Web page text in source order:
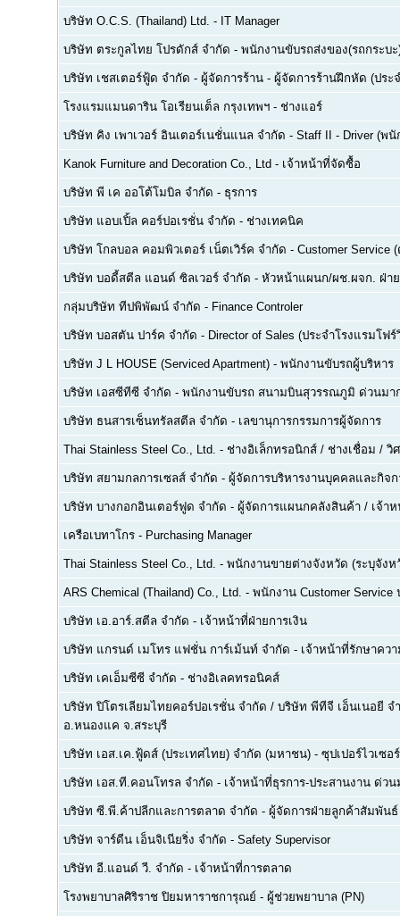
บริษัท O.C.S. (Thailand) Ltd. - IT Manager
บริษัท ตระกูลไทย โปรดักส์ จำกัด - พนักงานขับรถส่งของ(รถกระบะ
บริษัท เชสเตอร์ฟู้ด จำกัด - ผู้จัดการร้าน - ผู้จัดการร้านฝึกหัด (ประ
โรงแรมแมนดาริน โอเรียนเต็ล กรุงเทพฯ - ช่างแอร์
บริษัท คิง เพาเวอร์ อินเตอร์เนชั่นแนล จำกัด - Staff II - Driver (พ
Kanok Furniture and Decoration Co., Ltd - เจ้าหน้าที่จัดซื้อ
บริษัท พี เค ออโต้โมบิล จำกัด - ธุรการ
บริษัท แอบเปิ้ล คอร์ปอเรชั่น จำกัด - ช่างเทคนิค
บริษัท โกลบอล คอมพิวเตอร์ เน็ตเวิร์ค จำกัด - Customer Service
บริษัท บอดี้สตีล แอนด์ ซิลเวอร์ จำกัด - หัวหน้าแผนก/ผช.ผจก. ฝ่า
กลุ่มบริษัท ทีปพิพัฒน์ จำกัด - Finance Controler
บริษัท บอสตัน ปาร์ค จำกัด - Director of Sales (ประจำโรงแรมโ
บริษัท J L HOUSE (Serviced Apartment) - พนักงานขับรถผู้บริหาร
บริษัท เอสซีทีซี จำกัด - พนักงานขับรถ สนามบินสุวรรณภูมิ ด่วนมา
บริษัท ธนสารเซ็นทรัลสตีล จำกัด - เลขานุการกรรมการผู้จัดการ
Thai Stainless Steel Co., Ltd. - ช่างอิเล็กทรอนิกส์ / ช่างเชื่อม / วิ
บริษัท สยามกลการเซลส์ จำกัด - ผู้จัดการบริหารงานบุคคลและกิจก
บริษัท บางกอกอินเตอร์ฟูด จำกัด - ผู้จัดการแผนกคลังสินค้า / เจ้า
เครือเบทาโกร - Purchasing Manager
Thai Stainless Steel Co., Ltd. - พนักงานขายต่างจังหวัด (ระบุจังห
ARS Chemical (Thailand) Co., Ltd. - พนักงาน Customer Service
บริษัท เอ.อาร์.สตีล จำกัด - เจ้าหน้าที่ฝ่ายการเงิน
บริษัท แกรนด์ เมโทร แฟชั่น การ์เม้นท์ จำกัด - เจ้าหน้าที่รักษาคว
บริษัท เคเอ็มซีซี จำกัด - ช่างอิเลคทรอนิคส์
บริษัท ปิโตรเลียมไทยคอร์ปอเรชั่น จำกัด / บริษัท พีทีจี เอ็นเนอยี จ
อ.หนองแค จ.สระบุรี
บริษัท เอส.เค.ฟู้ดส์ (ประเทศไทย) จำกัด (มหาชน) - ซุปเปอร์ไวเซ
บริษัท เอส.ที.คอนโทรล จำกัด - เจ้าหน้าที่ธุรการ-ประสานงาน ด่วน
บริษัท ซี.พี.ค้าปลีกและการตลาด จำกัด - ผู้จัดการฝ่ายลูกค้าสัมพันธ์
บริษัท จาร์ดีน เอ็นจิเนียริ่ง จำกัด - Safety Supervisor
บริษัท อี.แอนด์ วี. จำกัด - เจ้าหน้าที่การตลาด
โรงพยาบาลศิริราช ปิยมหาราชการุณย์ - ผู้ช่วยพยาบาล (PN)